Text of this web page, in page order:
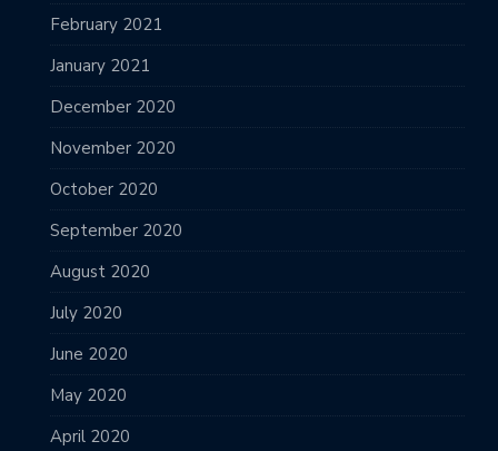
February 2021
January 2021
December 2020
November 2020
October 2020
September 2020
August 2020
July 2020
June 2020
May 2020
April 2020